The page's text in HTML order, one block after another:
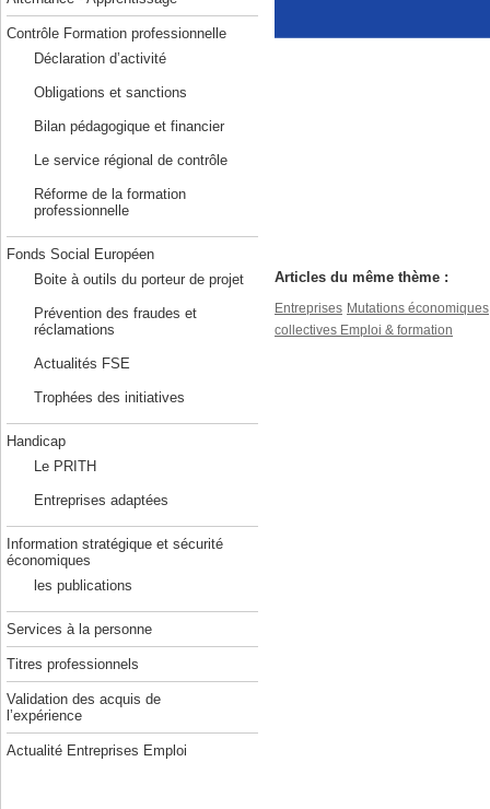
Contrôle Formation professionnelle
Déclaration d’activité
Obligations et sanctions
Bilan pédagogique et financier
Le service régional de contrôle
Réforme de la formation
professionnelle
Fonds Social Européen
Boite à outils du porteur de projet
Prévention des fraudes et
réclamations
Actualités FSE
Trophées des initiatives
Handicap
Le PRITH
Entreprises adaptées
Information stratégique et sécurité
économiques
les publications
Services à la personne
Titres professionnels
Validation des acquis de
l’expérience
Actualité Entreprises Emploi
Articles du même thème :
Entreprises Mutations économiques
collectives Emploi & formation